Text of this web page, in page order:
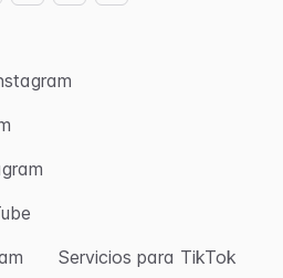
Servicios para TikTok